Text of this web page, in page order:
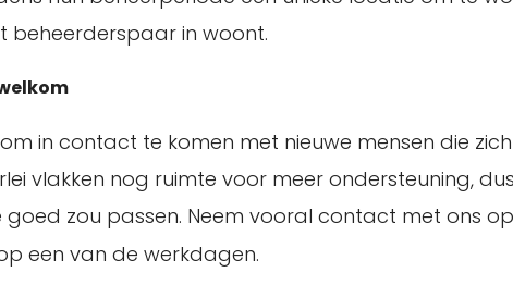
beheerderspaar in woont.
in contact te komen met nieuwe mensen die
vlakken nog ruimte voor meer ondersteuning,
goed zou passen. Neem vooral contact met ons
een van de werkdagen.